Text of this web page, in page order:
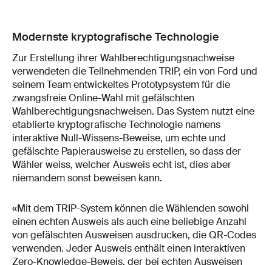
Modernste kryptografische Technologie
Zur Erstellung ihrer Wahlberechtigungsnachweise
verwendeten die Teilnehmenden TRIP, ein von Ford und
seinem Team entwickeltes Prototypsystem für die
zwangsfreie Online-Wahl mit gefälschten
Wahlberechtigungsnachweisen. Das System nutzt eine
etablierte kryptografische Technologie namens
interaktive Null-Wissens-Beweise, um echte und
gefälschte Papierausweise zu erstellen, so dass der
Wähler weiss, welcher Ausweis echt ist, dies aber
niemandem sonst beweisen kann.
«Mit dem TRIP-System können die Wählenden sowohl
einen echten Ausweis als auch eine beliebige Anzahl
von gefälschten Ausweisen ausdrucken, die QR-Codes
verwenden. Jeder Ausweis enthält einen interaktiven
Zero-Knowledge-Beweis, der bei echten Ausweisen